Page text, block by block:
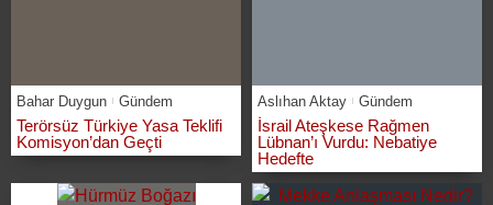
Bahar Duygun Gündem
Terörsüz Türkiye Yasa Teklifi
Komisyon’dan Geçti
Aslıhan Aktay Gündem
İsrail Ateşkese Rağmen
Lübnan’ı Vurdu: Nebatiye
Hedefte